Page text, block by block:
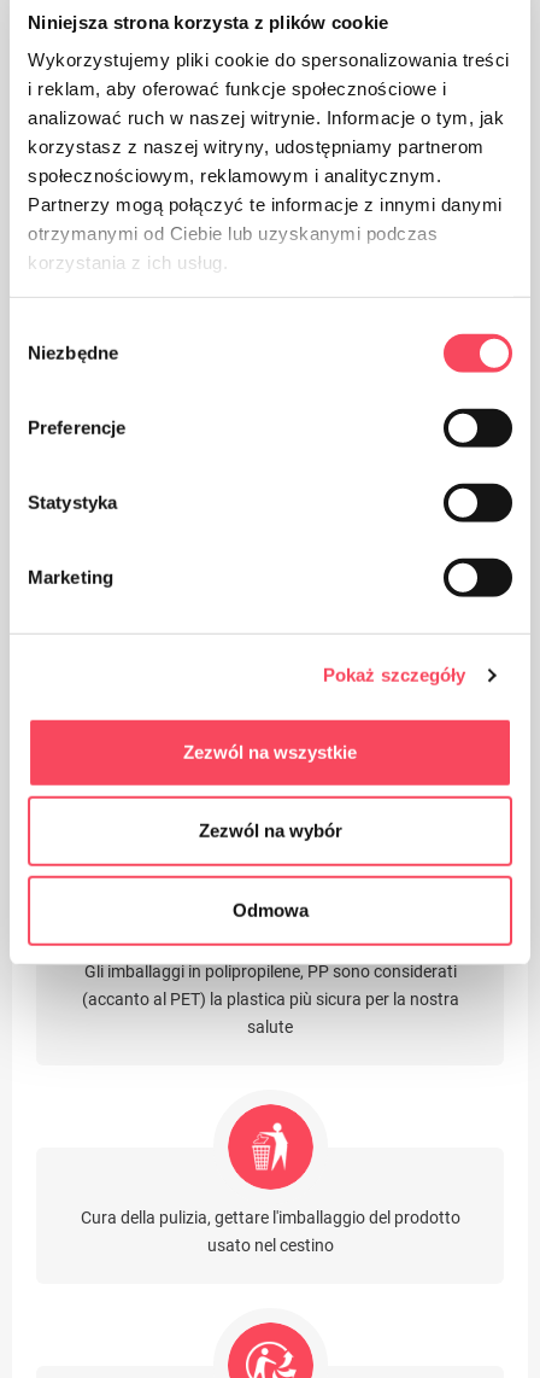
Niniejsza strona korzysta z plików cookie
Wykorzystujemy pliki cookie do spersonalizowania treści
i reklam, aby oferować funkcje społecznościowe i
analizować ruch w naszej witrynie. Informacje o tym, jak
korzystasz z naszej witryny, udostępniamy partnerom
społecznościowym, reklamowym i analitycznym.
Partnerzy mogą połączyć te informacje z innymi danymi
otrzymanymi od Ciebie lub uzyskanymi podczas
korzystania z ich usług.
zgody
Niezbędne
Preferencje
Statystyka
Marketing
Pokaż szczegóły
Zezwól na wszystkie
Zezwól na wybór
Odmowa
Il prodotto è destinato al contatto con gli alimenti, non
Il prodotto può essere riciclato
Gli imballaggi in polipropilene, PP sono considerati
(accanto al PET) la plastica più sicura per la nostra
salute
Cura della pulizia, gettare l'imballaggio del prodotto
usato nel cestino